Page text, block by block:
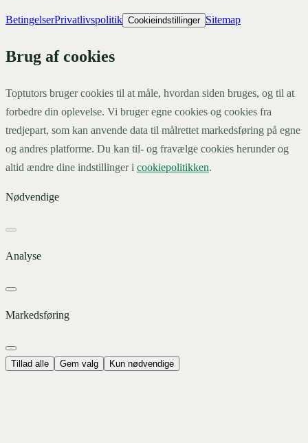
BetingelserPrivatlivspolitik Cookieindstillinger Sitemap
Brug af cookies
Toptutors bruger cookies til at måle, hvordan siden bruges, og til at
forbedre din oplevelse. Vi bruger egne cookies og cookies fra
tredjepart, som kan anvende data til målrettet markedsføring på egne
og andres platforme. Du kan til- og fravælge cookies herunder og
altid ændre dine indstillinger i cookiepolitikken.
Nødvendige
Analyse
Markedsføring
Tillad alle Gem valg Kun nødvendige